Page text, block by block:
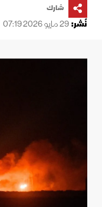
شارك
نُشر:29 مايو 2026 07:19